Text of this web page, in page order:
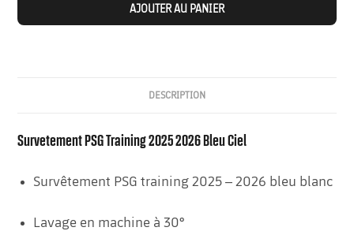
AJOUTER AU PANIER
DESCRIPTION
Survetement PSG Training 2025 2026 Bleu Ciel
Survêtement PSG training 2025 – 2026 bleu blanc
Lavage en machine à 30°